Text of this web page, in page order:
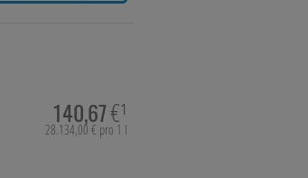
140,67€¹
28.134,00 € pro 1 l